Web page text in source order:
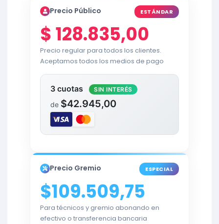
Precio Público ESTÁNDAR
$128.835,00
Precio regular para todos los clientes.
Aceptamos todos los medios de pago
3 cuotas SIN INTERÉS
de $42.945,00
Precio Gremio ESPECIAL
$109.509,75
Para técnicos y gremio abonando en
efectivo o transferencia bancaria